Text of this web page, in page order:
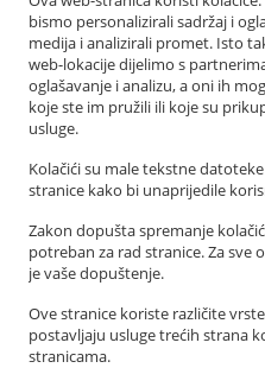
E-health
MELADETECT KONTAKT
Ljudevita Posavskog 7 A, 23 000 Zadar
+385 23 300 830
info@meladetect.com
bismo personalizirali sadržaj i
medija i analizirali promet. Isto
web-lokacije dijelimo s
oglašavanje i analizu, a oni ih
koje ste im pružili ili koje su
usluge.
Kolačići su male tekstne
stranice kako bi unaprijedile
Zakon dopušta spremanje
potreban za rad stranice. Za sve
je vaše dopuštenje.
Ove stranice koriste različite
postavljaju usluge trećih strana
stranicama.